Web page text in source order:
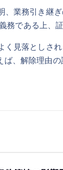
業務引き継
である上、
見落としさ
、解除理由